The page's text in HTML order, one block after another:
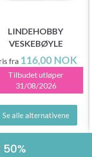
LINDEHOBBY
VESKEBØYLE
fra 116,00 NOK
Tilbudet utløper
31/08/2026
Se alle alternativene